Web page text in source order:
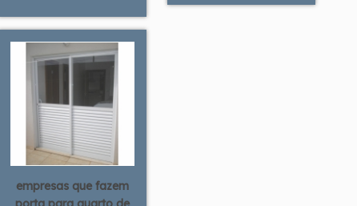
empresas que fazem